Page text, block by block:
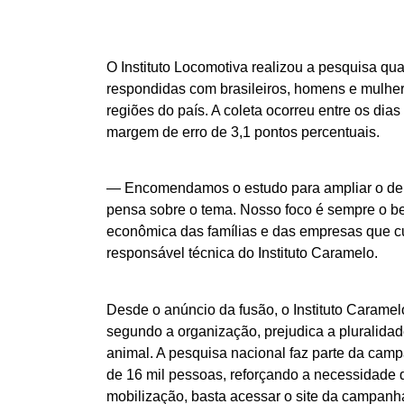
O Instituto Locomotiva realizou a pesquisa
respondidas com brasileiros, homens e
regiões do país. A coleta ocorreu entre os
margem de erro de 3,1 pontos percentuais.
— Encomendamos o estudo para ampliar o
pensa sobre o tema. Nosso foco é sempre o
econômica das famílias e das empresas que
responsável técnica do Instituto Caramelo.
Desde o anúncio da fusão, o Instituto
segundo a organização, prejudica a
animal. A pesquisa nacional faz parte da
de 16 mil pessoas, reforçando a
mobilização, basta acessar o site da